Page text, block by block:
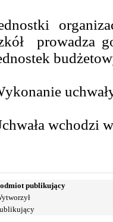
prowadza
wchodzi
publikujący